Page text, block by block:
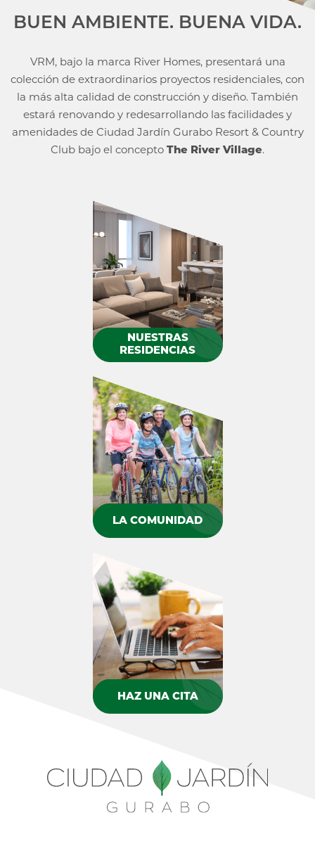
BUEN AMBIENTE. BUENA VIDA.
VRM, bajo la marca River Homes, presentará una
colección de extraordinarios proyectos residenciales, con
la más alta calidad de construcción y diseño. También
estará renovando y redesarrollando las facilidades y
amenidades de Ciudad Jardín Gurabo Resort & Country
Club bajo el concepto The River Village.
NUESTRAS
RESIDENCIAS
LA COMUNIDAD
HAZ UNA CITA